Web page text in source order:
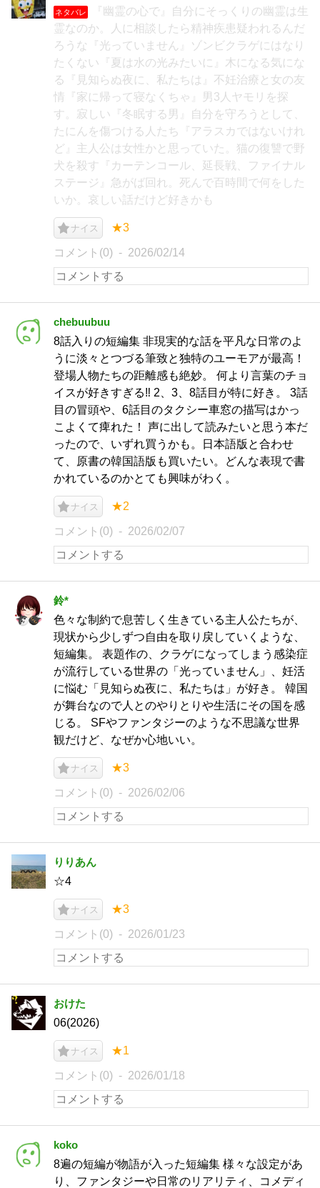
ネタバレ
『幽霊の心で』自分にそっくりの幽霊は生
霊なのか。人に相談したら精神疾患疑われるんだ
ろうな『光っていません』ゾンビクラゲにはなり
たくない『夏は水の光みたいに』木になる気にな
る『見知らぬ夜に、私たちは』不妊治療と女の友
情『家に帰って寝なくちゃ』男3人ヤモリを探
す。寂しい『冬眠する男』自分を守ろうとして、
たにんを傷つける人たち『アラスカではないけれ
ど』主人公は女性かと思っていた。猫の復讐で野
犬を殺す『カーテンコール、延長戦、ファイナル
ステージ』急がば回れ。死んで百時間で何をした
いか。哀しい話だけど好きかも
ナイス ★3
コメント(0) 2026/02/14
chebuubuu
8話入りの短編集 非現実的な話を平凡な日常のよ
うに淡々とつづる筆致と独特のユーモアが最高！
登場人物たちの距離感も絶妙。 何より言葉のチョ
イスが好きすぎる‼︎ 2、3、8話目が特に好き。 3話
目の冒頭や、6話目のタクシー車窓の描写はかっ
こよくて痺れた！ 声に出して読みたいと思う本だ
ったので、いずれ買うかも。日本語版と合わせ
て、原書の韓国語版も買いたい。どんな表現で書
かれているのかとても興味がわく。
ナイス ★2
コメント(0) 2026/02/07
鈴*
色々な制約で息苦しく生きている主人公たちが、
現状から少しずつ自由を取り戻していくような、
短編集。 表題作の、クラゲになってしまう感染症
が流行している世界の「光っていません」、妊活
に悩む「見知らぬ夜に、私たちは」が好き。 韓国
が舞台なので人とのやりとりや生活にその国を感
じる。 SFやファンタジーのような不思議な世界
観だけど、なぜか心地いい。
ナイス ★3
コメント(0) 2026/02/06
りりあん
☆4
ナイス ★3
コメント(0) 2026/01/23
おけた
06(2026)
ナイス ★1
コメント(0) 2026/01/18
koko
8遍の短編が物語が入った短編集 様々な設定があ
り、ファンタジーや日常のリアリティ、コメディ